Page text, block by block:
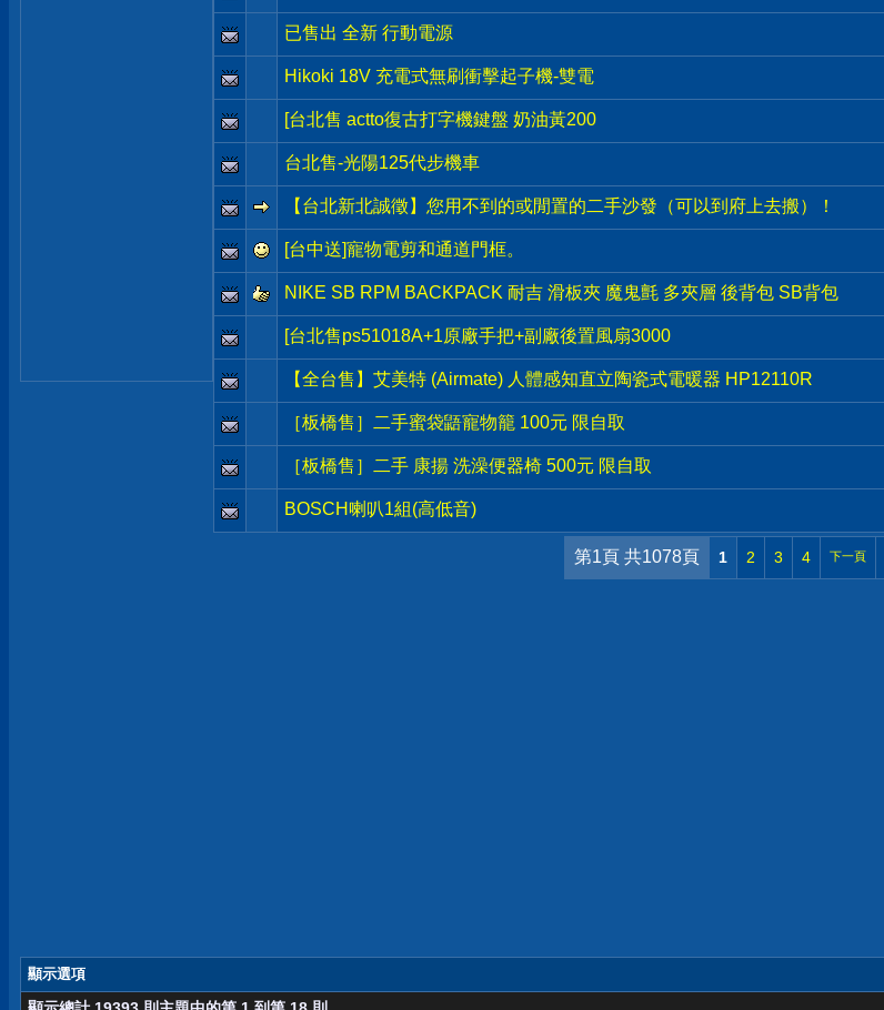
已售出 全新 行動電源
Hikoki 18V 充電式無刷衝擊起子機-雙電
[台北售 actto復古打字機鍵盤 奶油黃200
台北售-光陽125代步機車
【台北新北誠徵】您用不到的或閒置的二手沙發（可以到府上去搬）！
[台中送]寵物電剪和通道門框。
NIKE SB RPM BACKPACK 耐吉 滑板夾 魔鬼氈 多夾層 後背包 SB背包
[台北售ps51018A+1原廠手把+副廠後置風扇3000
【全台售】艾美特 (Airmate) 人體感知直立陶瓷式電暖器 HP12110R
［板橋售］二手蜜袋鼯寵物籠 100元 限自取
［板橋售］二手 康揚 洗澡便器椅 500元 限自取
BOSCH喇叭1組(高低音)
第1頁 共1078頁 1 2 3 4 下一頁
顯示選項